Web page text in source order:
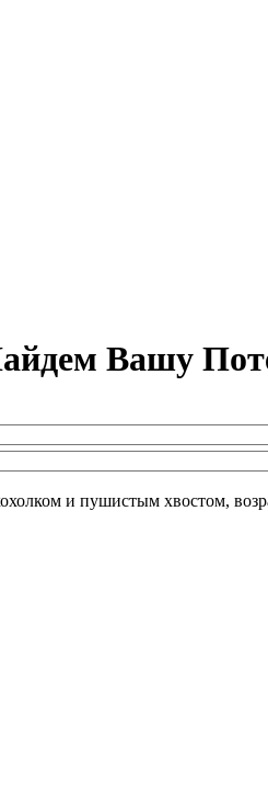
Вашу
и пушистым хвостом,